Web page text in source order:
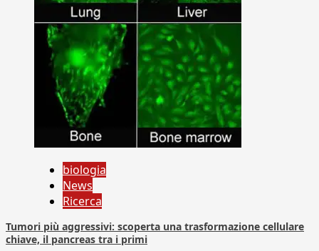
biologia
News
Ricerca
Tumori più aggressivi: scoperta una trasformazione cellulare
chiave, il pancreas tra i primi